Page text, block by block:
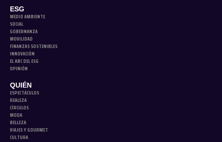
ESG
MEDIO AMBIENTE
SOCIAL
GOBERNANZA
MOVILIDAD
FINANZAS SOSTENIBLES
INNOVACIÓN
EL ABC DEL ESG
OPINIÓN
QUIÉN
ESPECTÁCULOS
REALEZA
CÍRCULOS
MODA
BELLEZA
VIAJES Y GOURMET
CULTURA